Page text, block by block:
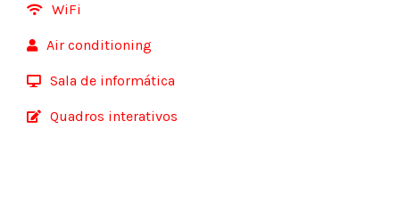
WiFi
Air conditioning
Sala de informática
Quadros interativos